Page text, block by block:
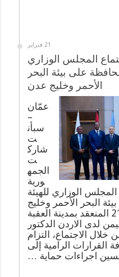
21 فبراير
المجلس الوزاري
على بيئة البحر
الأحمر وخليج عدن
عمّان
–
سبأن
ت
شارك
ت
الجمه
ورية
الوزاري للهيئة
البحر الأحمر وخليج
عدن في دورته الـ 21 المنعقد بمدينة العقبة
لدى الاردن الدكتور
الاجتماع، التزام
القرارات الرامية إلى
اجراءات حماية …